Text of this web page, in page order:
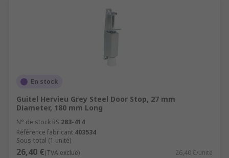
En stock
Guitel Hervieu Grey Steel Door Stop, 27 mm
Diameter, 180 mm Long
N° de stock RS 283-414
Référence fabricant 403534
Sous-total (1 unité)
26,40 €(TVA exclue) 26,40 €/unité